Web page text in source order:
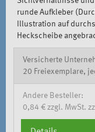
runde Aufkleber
Illustration auf
Heckscheibe
Versicherte
20 Freiexemplare,
Andere Besteller:
0,84 € zzgl. MwSt.